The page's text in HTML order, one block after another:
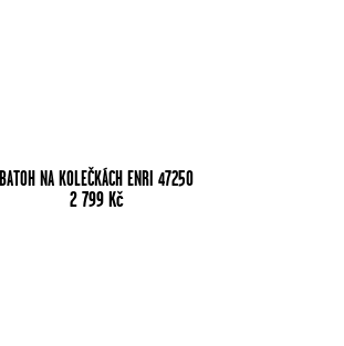
BATOH NA KOLEČKÁCH ENRI 47250
2 799Kč